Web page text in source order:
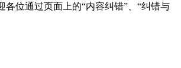
位通过页面上的“内容纠错”、“纠错与